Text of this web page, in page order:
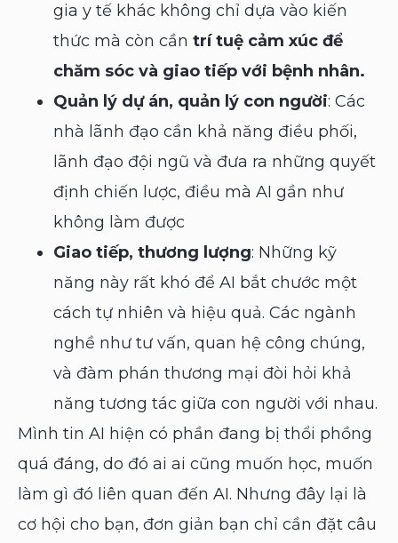
gia y tế khác không chỉ dựa vào kiến
thức mà còn cần trí tuệ cảm xúc để
chăm sóc và giao tiếp với bệnh nhân.
Quản lý dự án, quản lý con người: Các
nhà lãnh đạo cần khả năng điều phối,
lãnh đạo đội ngũ và đưa ra những quyết
định chiến lược, điều mà AI gần như
không làm được
Giao tiếp, thương lượng: Những kỹ
năng này rất khó để AI bắt chước một
cách tự nhiên và hiệu quả. Các ngành
nghề như tư vấn, quan hệ công chúng,
và đàm phán thương mại đòi hỏi khả
năng tương tác giữa con người với nhau.
Mình tin AI hiện có phần đang bị thổi phồng
quá đáng, do đó ai ai cũng muốn học, muốn
làm gì đó liên quan đến AI. Nhưng đây lại là
cơ hội cho bạn, đơn giản bạn chỉ cần đặt câu